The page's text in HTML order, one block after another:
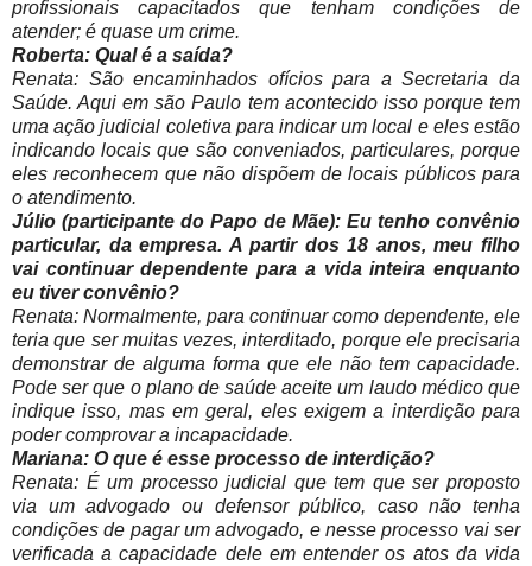
profissionais capacitados que tenham condições de
atender; é quase um crime.
Roberta: Qual é a saída?
Renata: São encaminhados ofícios para a Secretaria da
Saúde. Aqui em são Paulo tem acontecido isso porque tem
uma ação judicial coletiva para indicar um local e eles estão
indicando locais que são conveniados, particulares, porque
eles reconhecem que não dispõem de locais públicos para
o atendimento.
Júlio (participante do Papo de Mãe): Eu tenho convênio
particular, da empresa. A partir dos 18 anos, meu filho
vai continuar dependente para a vida inteira enquanto
eu tiver convênio?
Renata: Normalmente, para continuar como dependente, ele
teria que ser muitas vezes, interditado, porque ele precisaria
demonstrar de alguma forma que ele não tem capacidade.
Pode ser que o plano de saúde aceite um laudo médico que
indique isso, mas em geral, eles exigem a interdição para
poder comprovar a incapacidade.
Mariana: O que é esse processo de interdição?
Renata: É um processo judicial que tem que ser proposto
via um advogado ou defensor público, caso não tenha
condições de pagar um advogado, e nesse processo vai ser
verificada a capacidade dele em entender os atos da vida